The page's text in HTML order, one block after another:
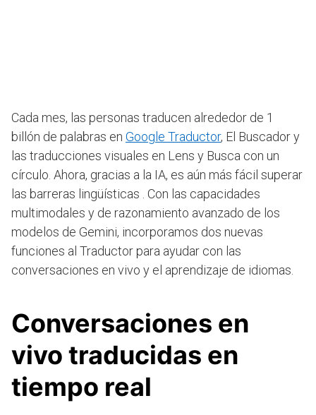
Cada mes, las personas traducen alrededor de 1
billón de palabras en Google Traductor, El Buscador y
las traducciones visuales en Lens y Busca con un
círculo. Ahora, gracias a la IA, es aún más fácil superar
las barreras lingüísticas . Con las capacidades
multimodales y de razonamiento avanzado de los
modelos de Gemini, incorporamos dos nuevas
funciones al Traductor para ayudar con las
conversaciones en vivo y el aprendizaje de idiomas.
Conversaciones en
vivo traducidas en
tiempo real